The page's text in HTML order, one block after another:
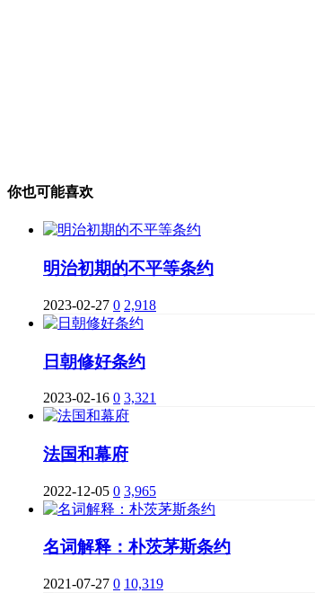
你也可能喜欢
明治初期的不平等条约
2023-02-27 0 2,918
日朝修好条约
2023-02-16 0 3,321
法国和幕府
2022-12-05 0 3,965
名词解释：朴茨茅斯条约
2021-07-27 0 10,319